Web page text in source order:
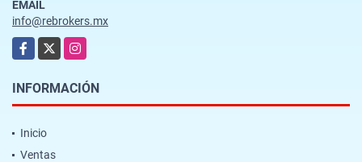
EMAIL
info@rebrokers.mx
Facebook
X Instagram
INFORMACIÓN
Inicio
Ventas